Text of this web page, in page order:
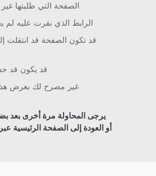
الصفحة التي طلبتها
الرابط الذي نقرت عليه لم
قد تكون الصفحة قد انتقلت
قد يكون قد
غير مصرح لك بعرض
يرجى المحاولة مرة أخرى بعد
أو العودة إلى الصفحة الرئيسية